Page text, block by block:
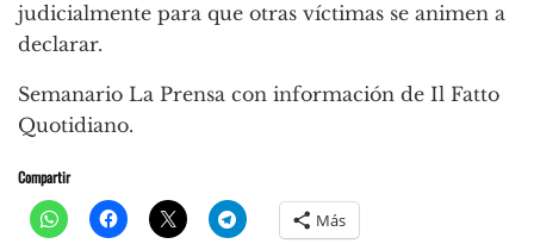
judicialmente para que otras víctimas se animen a
declarar.
Semanario La Prensa con información de Il Fatto
Quotidiano.
Compartir
Más